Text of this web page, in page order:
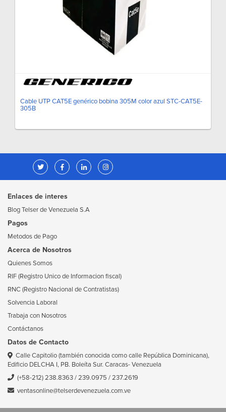
Cable UTP CAT5E genérico bobina 305M color azul STC-CAT5E-
305B
Enlaces de interes
Blog Telser de Venezuela S.A
Pagos
Metodos de Pago
Acerca de Nosotros
Quienes Somos
RIF (Registro Unico de Informacion fiscal)
RNC (Registro Nacional de Contratistas)
Solvencia Laboral
Trabaja con Nosotros
Contáctanos
Datos de Contacto
Calle Capitolio (también conocida como calle República Dominicana),
Edificio DELCHA I, PB. Boleíta Sur. Caracas- Venezuela
(+58-212) 238.8363/239.0975 /237.2619
ventasonline@telserdevenezuela.com.ve